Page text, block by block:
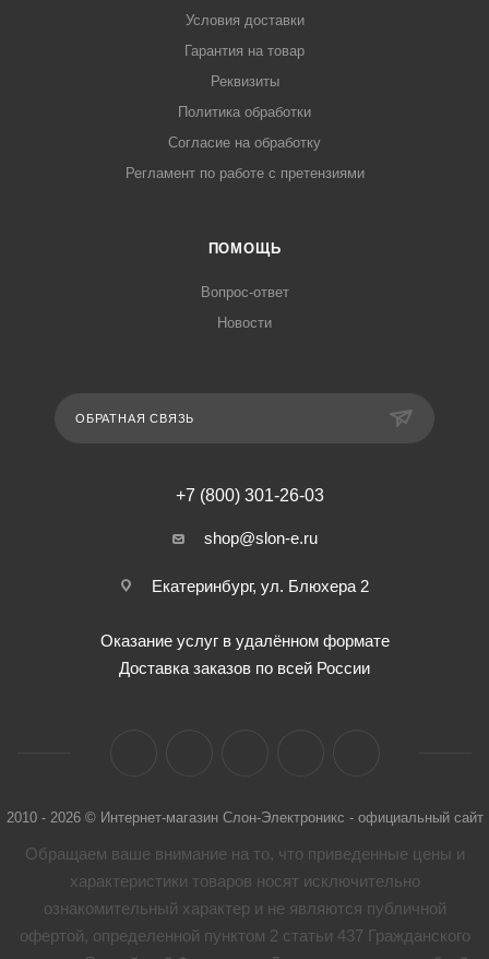
Условия доставки
Гарантия на товар
Реквизиты
Политика обработки
Согласие на обработку
Регламент по работе с претензиями
ПОМОЩЬ
Вопрос-ответ
Новости
ОБРАТНАЯ СВЯЗЬ
+7 (800) 301-26-03
shop@slon-e.ru
Екатеринбург, ул. Блюхера 2
Оказание услуг в удалённом формате
Доставка заказов по всей России
2010 - 2026 © Интернет-магазин Слон-Электроникс - официальный сайт
Обращаем ваше внимание на то, что приведенные цены и
характеристики товaров носят исключительно
ознакомительный характер и не являются публичной
офертой, определенной пунктом 2 статьи 437 Гражданского